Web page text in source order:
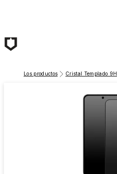
Los productos Cristal Templado 9H